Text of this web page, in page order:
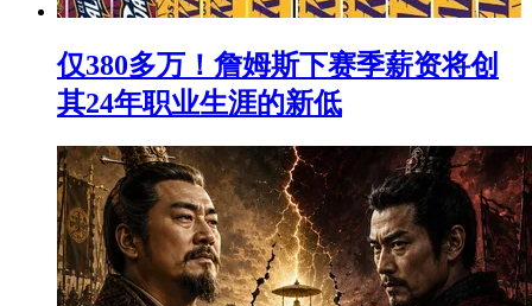
仅380多万！詹姆斯下赛季薪资将创
其24年职业生涯的新低